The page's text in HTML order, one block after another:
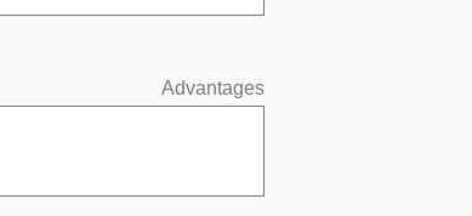
Advantages